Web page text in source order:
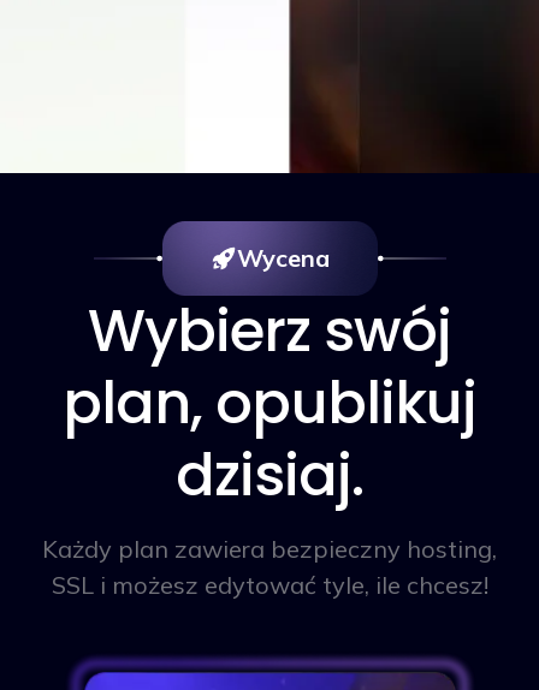
Wycena
Wybierz swój
plan, opublikuj
dzisiaj.
Każdy plan zawiera bezpieczny hosting,
SSL i możesz edytować tyle, ile chcesz!